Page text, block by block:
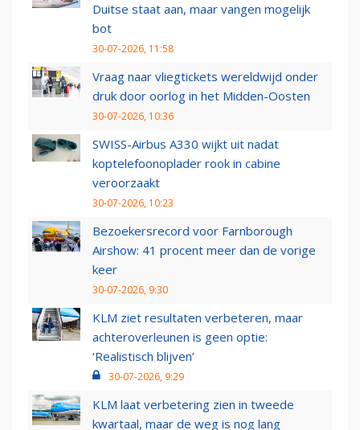
Duitse staat aan, maar vangen mogelijk
bot
30-07-2026, 11:58
Vraag naar vliegtickets wereldwijd onder
druk door oorlog in het Midden-Oosten
30-07-2026, 10:36
SWISS-Airbus A330 wijkt uit nadat
koptelefoonoplader rook in cabine
veroorzaakt
30-07-2026, 10:23
Bezoekersrecord voor Farnborough
Airshow: 41 procent meer dan de vorige
keer
30-07-2026, 9:30
KLM ziet resultaten verbeteren, maar
achteroverleunen is geen optie:
‘Realistisch blijven’
30-07-2026, 9:29
KLM laat verbetering zien in tweede
kwartaal, maar de weg is nog lang